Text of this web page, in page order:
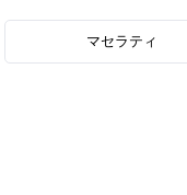
マセラティ